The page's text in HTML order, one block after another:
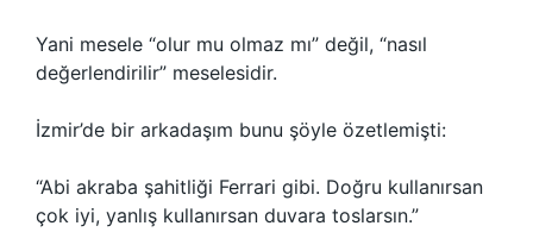
Yani mesele “olur mu olmaz mı” değil, “nasıl
değerlendirilir” meselesidir.
İzmir’de bir arkadaşım bunu şöyle özetlemişti:
“Abi akraba şahitliği Ferrari gibi. Doğru kullanırsan
çok iyi, yanlış kullanırsan duvara toslarsın.”